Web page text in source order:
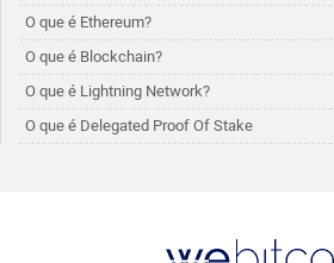
O que é Ethereum?
O que é Blockchain?
O que é Lightning Network?
O que é Delegated Proof Of Stake